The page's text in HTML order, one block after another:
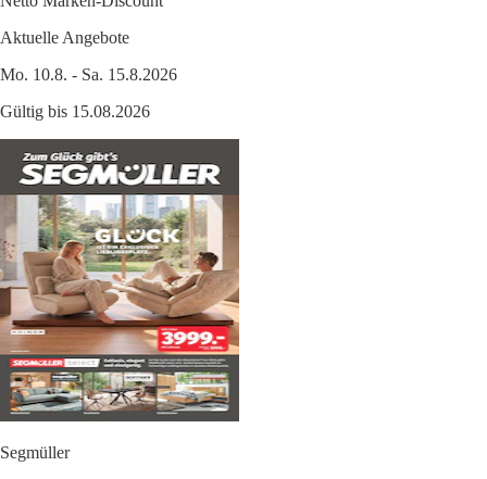
Aktuelle Angebote
Mo. 10.8. - Sa. 15.8.2026
Gültig bis 15.08.2026
Segmüller